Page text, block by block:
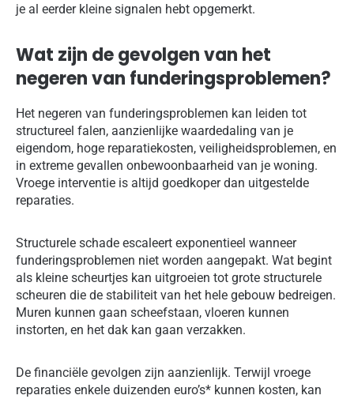
je al eerder kleine signalen hebt opgemerkt.
Wat zijn de gevolgen van het
negeren van funderingsproblemen?
Het negeren van funderingsproblemen kan leiden tot
structureel falen, aanzienlijke waardedaling van je
eigendom, hoge reparatiekosten, veiligheidsproblemen, en
in extreme gevallen onbewoonbaarheid van je woning.
Vroege interventie is altijd goedkoper dan uitgestelde
reparaties.
Structurele schade escaleert exponentieel wanneer
funderingsproblemen niet worden aangepakt. Wat begint
als kleine scheurtjes kan uitgroeien tot grote structurele
scheuren die de stabiliteit van het hele gebouw bedreigen.
Muren kunnen gaan scheefstaan, vloeren kunnen
instorten, en het dak kan gaan verzakken.
De financiële gevolgen zijn aanzienlijk. Terwijl vroege
reparaties enkele duizenden euro’s* kunnen kosten, kan